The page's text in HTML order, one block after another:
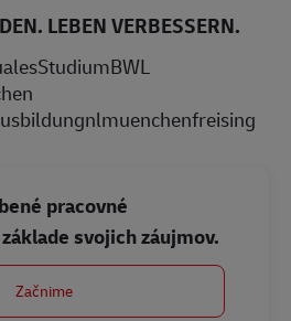
LEBEN VERBESSERN.
pracovné
svojich záujmov.
Začnime